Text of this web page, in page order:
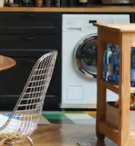
en omlaag, óf door te